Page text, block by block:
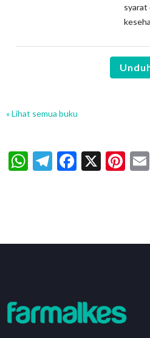
syarat
« Lihat semua buku
WhatsApp
Telegram
X